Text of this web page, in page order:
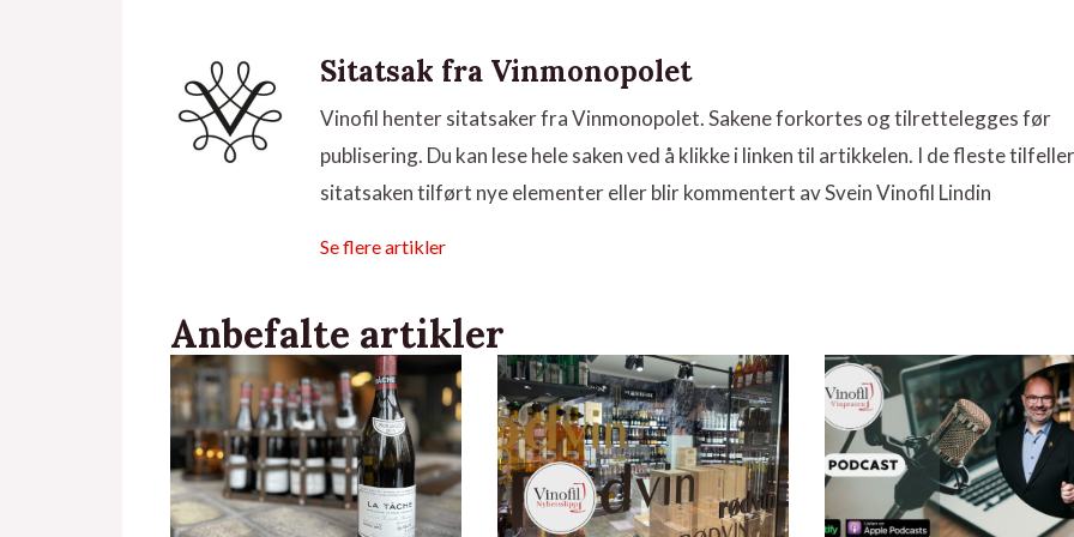
Sitatsak fra Vinmonopolet
Vinofil henter sitatsaker fra Vinmonopolet. Sakene forkortes og tilrettelegges før
publisering. Du kan lese hele saken ved å klikke i linken til artikkelen. I de fleste
sitatsaken tilført nye elementer eller blir kommentert av Svein Vinofil Lindin
Se flere artikler
Anbefalte artikler